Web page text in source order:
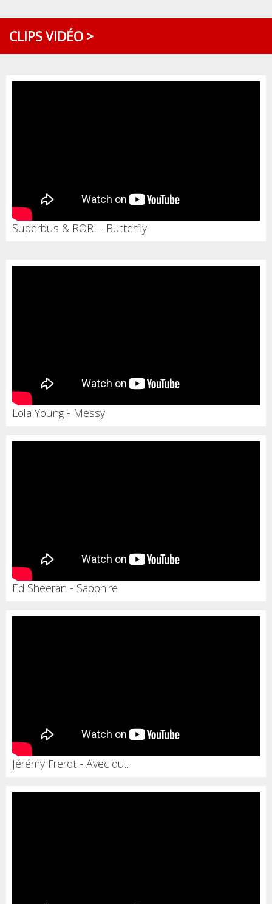
CLIPS VIDÉO >
Superbus & RORI - Butterfly
Lola Young - Messy
Ed Sheeran - Sapphire
Jérémy Frerot - Avec ou...